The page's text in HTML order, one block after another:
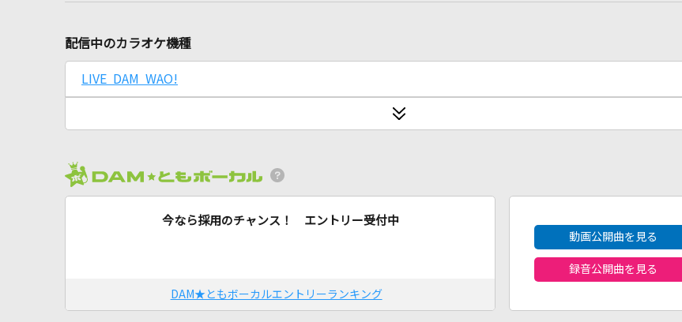
配信中のカラオケ機種
LIVE DAM WAO!
今なら採用のチャンス！ エントリー受付中
DAM★ともボーカルエントリーランキング
動画公開曲を見る
録音公開曲を見る